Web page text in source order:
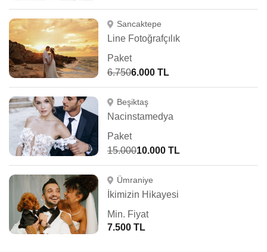
Sancaktepe
Line Fotoğrafçılık
Paket
6.7506.000 TL
Beşiktaş
Nacinstamedya
Paket
15.00010.000 TL
Ümraniye
İkimizin Hikayesi
Min. Fiyat
7.500 TL